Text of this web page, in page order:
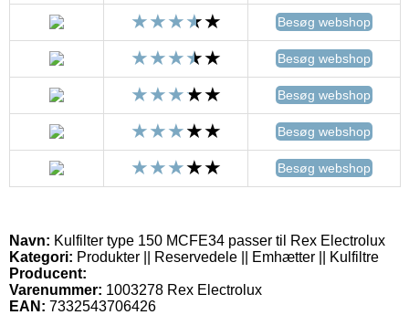
Besøg webshop
Besøg webshop
Besøg webshop
Besøg webshop
Besøg webshop
Navn: Kulfilter type 150 MCFE34 passer til Rex Electrolux
Kategori: Produkter || Reservedele || Emhætter || Kulfiltre
Producent:
Varenummer: 1003278 Rex Electrolux
EAN: 7332543706426